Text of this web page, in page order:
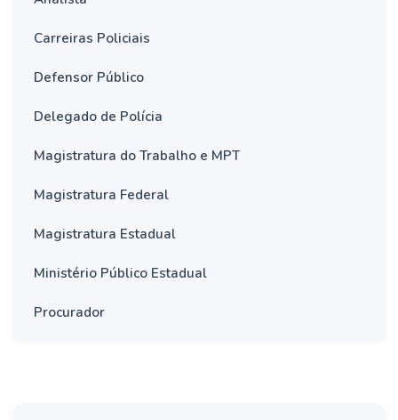
Carreiras Policiais
Defensor Público
Delegado de Polícia
Magistratura do Trabalho e MPT
Magistratura Federal
Magistratura Estadual
Ministério Público Estadual
Procurador